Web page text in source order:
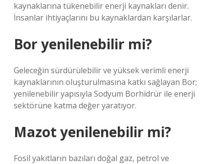
kaynaklarına tükenebilir enerji kaynakları denir.
İnsanlar ihtiyaçlarını bu kaynaklardan karşılarlar.
Bor yenilenebilir mi?
Geleceğin sürdürülebilir ve yüksek verimli enerji
kaynaklarının oluşturulmasına katkı sağlayan Bor;
yenilenebilir yapısıyla Sodyum Borhidrür ile enerji
sektörüne katma değer yaratıyor.
Mazot yenilenebilir mi?
Fosil yakıtların bazıları doğal gaz, petrol ve